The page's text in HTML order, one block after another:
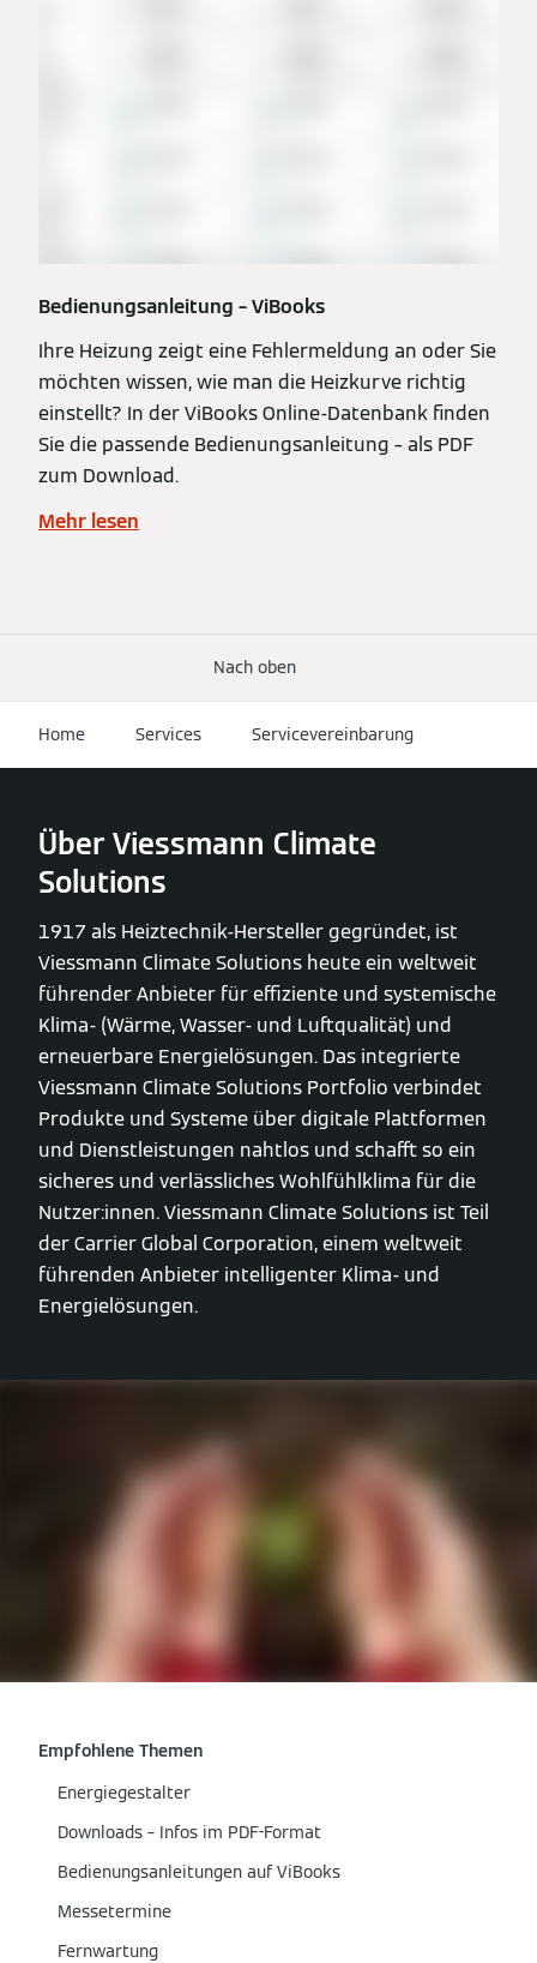
Bedienungsanleitung – ViBooks
Ihre Heizung zeigt eine Fehlermeldung an oder Sie
möchten wissen, wie man die Heizkurve richtig
einstellt? In der ViBooks Online-Datenbank finden
Sie die passende Bedienungsanleitung – als PDF
zum Download.
Mehr lesen
Nach oben
Home Services Servicevereinbarung
Über Viessmann Climate
Solutions
1917 als Heiztechnik-Hersteller gegründet, ist
Viessmann Climate Solutions heute ein weltweit
führender Anbieter für effiziente und systemische
Klima- (Wärme, Wasser- und Luftqualität) und
erneuerbare Energielösungen. Das integrierte
Viessmann Climate Solutions Portfolio verbindet
Produkte und Systeme über digitale Plattformen
und Dienstleistungen nahtlos und schafft so ein
sicheres und verlässliches Wohlfühlklima für die
Nutzer:innen. Viessmann Climate Solutions ist Teil
der Carrier Global Corporation, einem weltweit
führenden Anbieter intelligenter Klima- und
Energielösungen.
Empfohlene Themen
Energiegestalter
Downloads – Infos im PDF-Format
Bedienungsanleitungen auf ViBooks
Messetermine
Fernwartung